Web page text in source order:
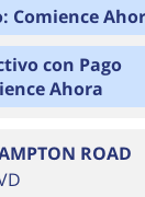
Comience
con Pago
Ahora
ROAD